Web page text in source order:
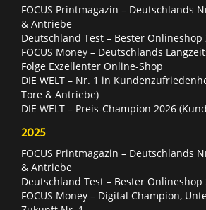
FOCUS Printmagazin – Deutschlands
& Antriebe
Deutschland Test – Bester Onlineshop
FOCUS Money – Deutschlands
Folge Exzellenter Online-Shop
DIE WELT – Nr. 1 in
Tore & Antriebe)
DIE WELT – Preis-Champion 2026
2025
FOCUS Printmagazin – Deutschlands
& Antriebe
Deutschland Test – Bester Onlineshop
FOCUS Money – Digital Champion,